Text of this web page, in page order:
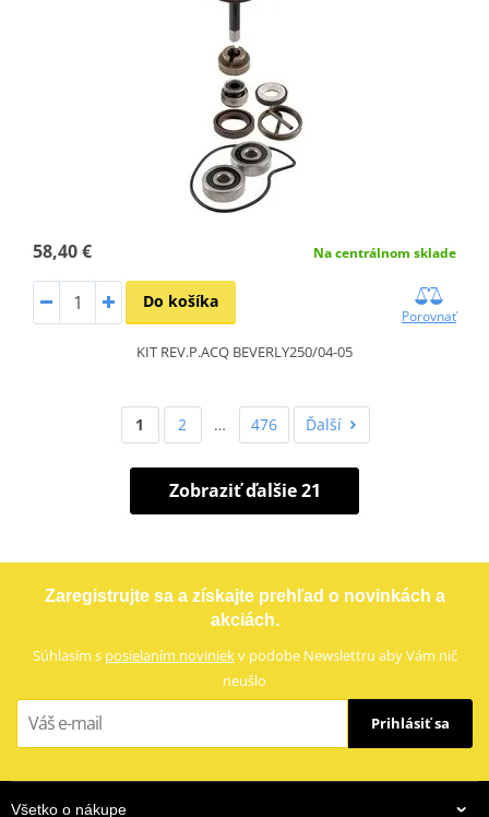
58,40 € Na centrálnom sklade
Do košíka
Porovnať
KIT REV.P.ACQ BEVERLY250/04-05
1 2 … 476 Ďalší
Zobraziť ďalšie 21
Zaregistrujte sa a získajte prehľad o novinkách a
akciách.
Súhlasím s posielaním noviniekv podobe Newslettru aby Vám nič
neušlo
Prihlásiť sa
Všetko o nákupe